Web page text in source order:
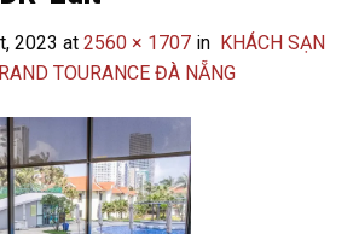
2023 at 2560 × 1707 in KHÁCH SẠN
TOURANCE ĐÀ NẴNG